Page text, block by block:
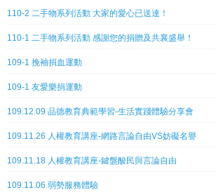
110-2 二手物系列活動 大家的愛心已送達！
110-1 二手物系列活動 感謝您的捐贈及共襄盛舉！
109-1 挽袖捐血運動
109-1 友愛樂捐運動
109.12.09 品德教育典範學習-生活實踐體驗分享會
109.11.26 人權教育講座-網路言論自由VS妨礙名譽
109.11.18 人權教育講座-鍵盤酸民與言論自由
109.11.06 弱勢服務體驗